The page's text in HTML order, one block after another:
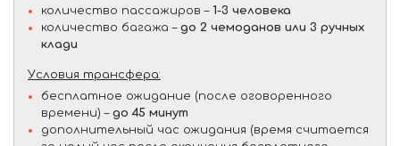
количество пассажиров – 1-3 человека
количество багажа – до 2 чемоданов или 3 ручных
клади
Условия трансфера:
бесплатное ожидание (после оговоренного
времени) – до 45 минут
дополнительный час ожидания (время считается